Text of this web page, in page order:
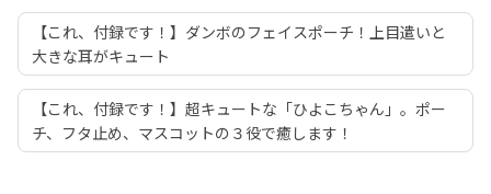
【これ、付録です！】ダンボのフェイスポーチ！上目遣いと
大きな耳がキュート
【これ、付録です！】超キュートな「ひよこちゃん」。ポー
チ、フタ止め、マスコットの３役で癒します！